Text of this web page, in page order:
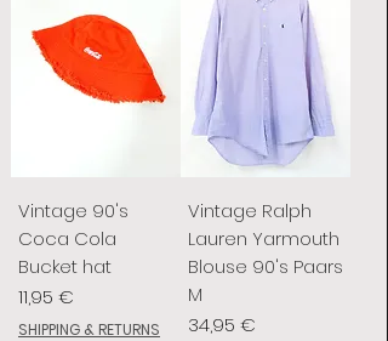
Vintage 90's
Coca Cola
Bucket hat
Preis
11,95 €
SHIPPING & RETURNS
Vintage Ralph
Lauren Yarmouth
Blouse 90's Paars
M
Preis
34,95 €